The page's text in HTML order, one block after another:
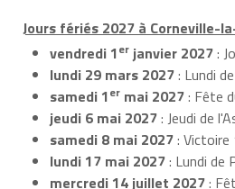
Jours fériés 2027 à Corneville-
vendredi 1er janvier 2027:
lundi 29 mars 2027: Lundi
samedi 1er mai 2027: Fête
jeudi 6 mai 2027: Jeudi de
samedi 8 mai 2027: Victoire
lundi 17 mai 2027: Lundi de
mercredi 14 juillet 2027: